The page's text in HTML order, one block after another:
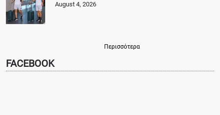
August 4, 2026
Περισσότερα
FACEBOOK